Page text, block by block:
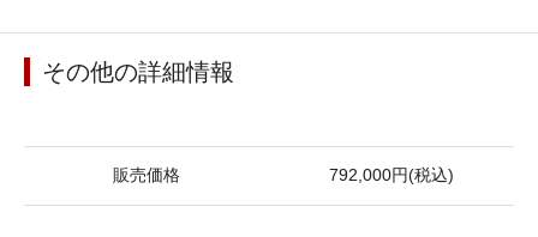
その他の詳細情報
販売価格 792,000円(税込)